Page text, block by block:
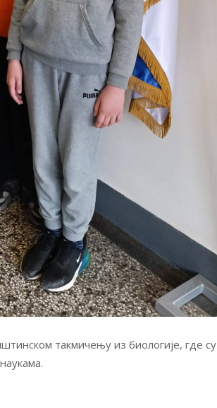
такмичењу из биологије, где су